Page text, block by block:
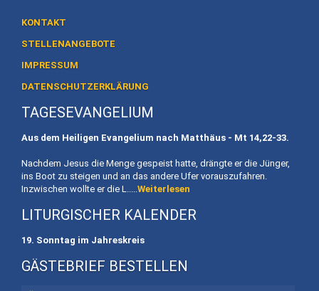
/
Buchen
Veranstaltungen
Initiativen
Referenten
Kinder
KONTAKT
STELLENANGEBOTE
IMPRESSUM
DATENSCHUTZERKLÄRUNG
TAGESEVANGELIUM
Aus dem Heiligen Evangelium nach Matthäus - Mt 14,22-33.
Nachdem Jesus die Menge gespeist hatte, drängte er die Jünger,
ins Boot zu steigen und an das andere Ufer vorauszufahren.
Inzwischen wollte er die L..... Weiterlesen
LITURGISCHER KALENDER
19. Sonntag im Jahreskreis
GÄSTEBRIEF BESTELLEN